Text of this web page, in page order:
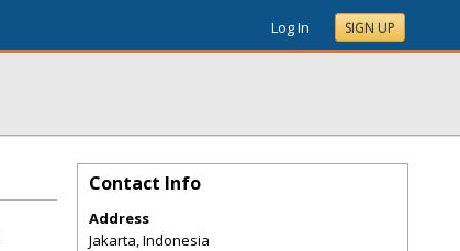
Log In SIGN UP
Contact Info
Address
Jakarta, Indonesia